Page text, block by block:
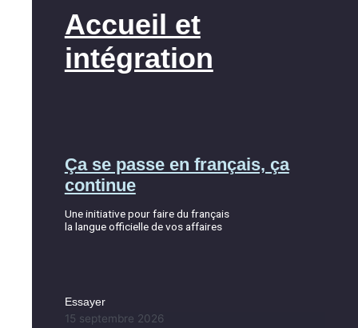
Accueil et
intégration
Ça se passe en français, ça
continue
Une initiative pour faire du français
la langue officielle de vos affaires
Essayer
15 septembre 2026